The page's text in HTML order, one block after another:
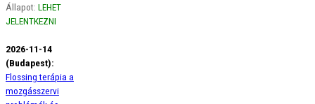
Állapot: LEHET
JELENTKEZNI
2026-11-14
(Budapest):
Flossing terápia a
mozgásszervi